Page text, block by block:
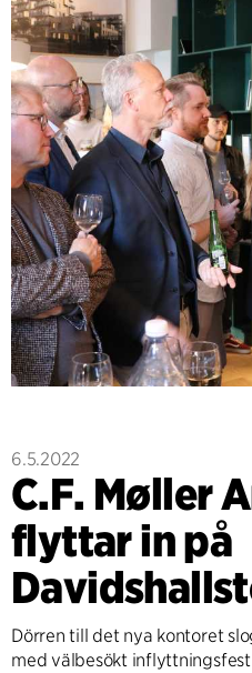
6.5.2022
C.F. Møller
flyttar in på
Dörren till det nya kontoret
med välbesökt inflyttningsfest